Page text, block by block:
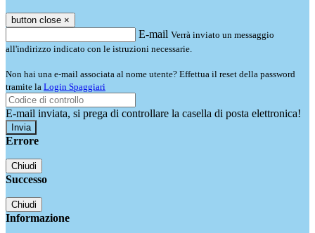
button close ×
E-mail Verrà inviato un messaggio
all'indirizzo indicato con le istruzioni necessarie.
Non hai una e-mail associata al nome utente? Effettua il reset della password
tramite la Login Spaggiari
E-mail inviata, si prega di controllare la casella di posta elettronica!
Errore
Chiudi
Successo
Chiudi
Informazione